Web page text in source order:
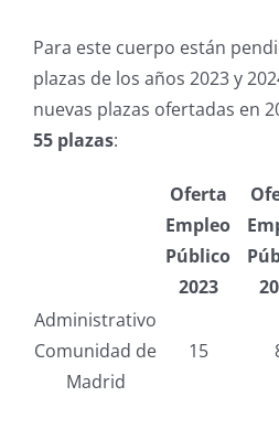
Para este cuerpo están
plazas de los años 2023 y
nuevas plazas ofertadas en
55 plazas:
Oferta
Empleo
Público
2023
Administrativo
Comunidad de
Madrid
15